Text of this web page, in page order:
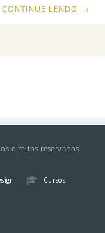
Em 1962,
CONTINUE LENDO →
direitos reservados
Cursos